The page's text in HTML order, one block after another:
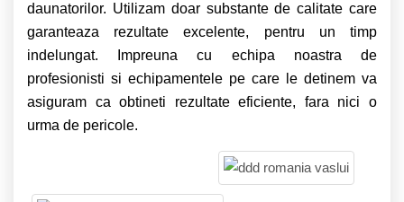
daunatorilor. Utilizam doar substante de calitate care
garanteaza rezultate excelente, pentru un timp
indelungat. Impreuna cu echipa noastra de
profesionisti si echipamentele pe care le detinem va
asiguram ca obtineti rezultate eficiente, fara nici o
urma de pericole.